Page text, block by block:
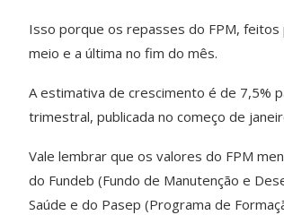
Isso porque os repasses do FPM, feitos
meio e a última no fim do mês.
A estimativa de crescimento é de 7,5%
trimestral, publicada no começo de
Vale lembrar que os valores do FPM
do Fundeb (Fundo de Manutenção e
Saúde e do Pasep (Programa de